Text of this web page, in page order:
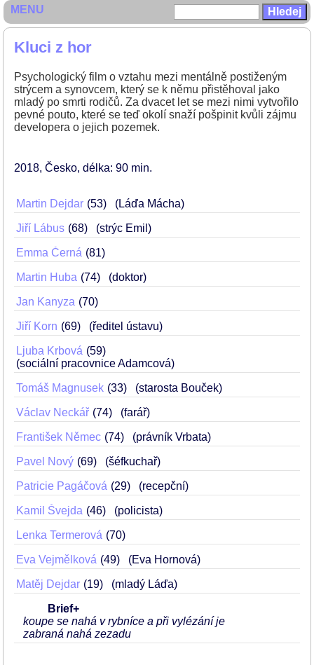
Kluci z hor
Psychologický film o vztahu mezi mentálně postiženým
strýcem a synovcem, který se k němu přistěhoval jako
mladý po smrti rodičů. Za dvacet let se mezi nimi vytvořilo
pevné pouto, které se teď okolí snaží pošpinit kvůli zájmu
developera o jejich pozemek.
2018 Česko délka: 90 min
Martin Dejdar 53 (Láďa Mácha)
Jiří Lábus 68 (strýc Emil)
Emma Černá 81
Martin Huba 74 (doktor)
Jan Kanyza 70
Jiří Korn 69 (ředitel ústavu)
Ljuba Krbová
59
(sociální pracovnice Adamcová)
Tomáš Magnusek 33 (starosta Bouček)
Václav Neckář 74 (farář)
František Němec 74 (právník Vrbata)
Pavel Nový 69 (šéfkuchař)
Patricie Pagáčová 29 (recepční)
Kamil Švejda 46 (policista)
Lenka Termerová 70
Eva Vejmělková 49 (Eva Hornová)
Matěj Dejdar 19 (mladý Láďa)
Brief+
koupe se nahá v rybníce a při vylézání je
zabraná nahá zezadu
MENU